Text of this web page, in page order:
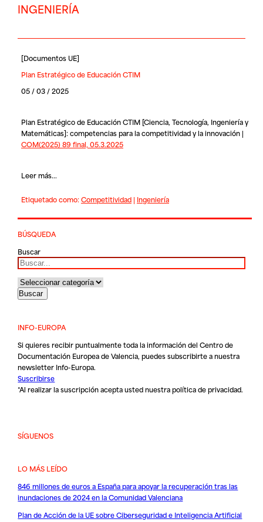
INGENIERÍA
[Documentos UE]
Plan Estratégico de Educación CTIM
05 / 03 / 2025
Plan Estratégico de Educación CTIM [Ciencia, Tecnología, Ingeniería y
Matemáticas]: competencias para la competitividad y la innovación |
COM(2025) 89 final, 05.3.2025
Leer más...
Etiquetado como:Competitividad| Ingeniería
BÚSQUEDA
Buscar
INFO-EUROPA
Si quieres recibir puntualmente toda la información del Centro de
Documentación Europea de Valencia, puedes subscribirte a nuestra
newsletter Info-Europa.
Suscribirse
*Al realizar la suscripción acepta usted nuestrapolítica de privacidad.
SÍGUENOS
LO MÁS LEÍDO
846 millones de euros a España para apoyar la recuperación tras las
inundaciones de 2024 en la Comunidad Valenciana
Plan de Acción de la UE sobre Ciberseguridad e Inteligencia Artificial